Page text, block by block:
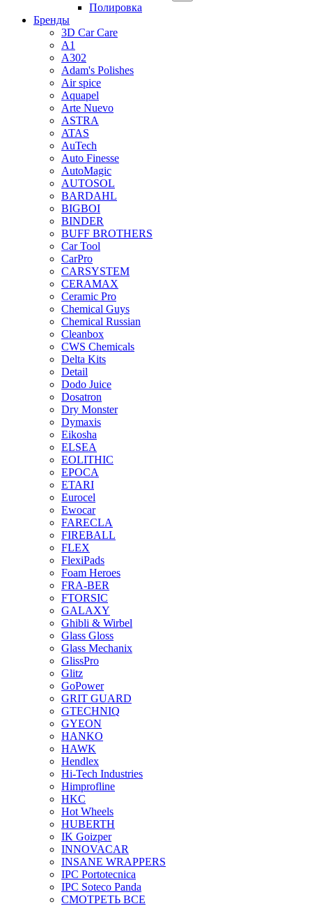
Полировка
Бренды
3D Car Care
A1
A302
Adam's Polishes
Air spice
Aquapel
Arte Nuevo
ASTRA
ATAS
AuTech
Auto Finesse
AutoMagic
AUTOSOL
BARDAHL
BIGBOI
BINDER
BUFF BROTHERS
Car Tool
CarPro
CARSYSTEM
CERAMAX
Ceramic Pro
Chemical Guys
Chemical Russian
Cleanbox
CWS Chemicals
Delta Kits
Detail
Dodo Juice
Dosatron
Dry Monster
Dymaxis
Eikosha
ELSEA
EOLITHIC
EPOCA
ETARI
Eurocel
Ewocar
FARECLA
FIREBALL
FLEX
FlexiPads
Foam Heroes
FRA-BER
FTORSIC
GALAXY
Ghibli & Wirbel
Glass Gloss
Glass Mechanix
GlissPro
Glitz
GoPower
GRIT GUARD
GTECHNIQ
GYEON
HANKO
HAWK
Hendlex
Hi-Tech Industries
Himprofline
HKC
Hot Wheels
HUBERTH
IK Goizper
INNOVACAR
INSANE WRAPPERS
IPC Portotecnica
IPC Soteco Panda
СМОТРЕТЬ ВСЕ